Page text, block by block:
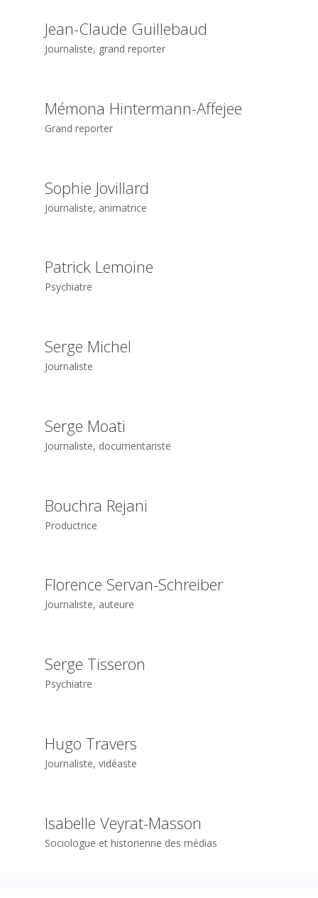
Jean-Claude Guillebaud
Journaliste, grand reporter
Mémona Hintermann-Affejee
Grand reporter
Sophie Jovillard
Journaliste, animatrice
Patrick Lemoine
Psychiatre
Serge Michel
Journaliste
Serge Moati
Journaliste, documentariste
Bouchra Rejani
Productrice
Florence Servan-Schreiber
Journaliste, auteure
Serge Tisseron
Psychiatre
Hugo Travers
Journaliste, vidéaste
Isabelle Veyrat-Masson
Sociologue et historienne des médias